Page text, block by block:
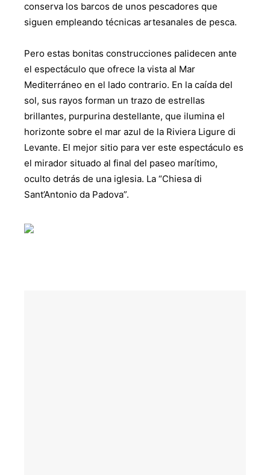
conserva los barcos de unos pescadores que
siguen empleando técnicas artesanales de pesca.
Pero estas bonitas construcciones palidecen ante
el espectáculo que ofrece la vista al Mar
Mediterráneo en el lado contrario. En la caída del
sol, sus rayos forman un trazo de estrellas
brillantes, purpurina destellante, que ilumina el
horizonte sobre el mar azul de la Riviera Ligure di
Levante. El mejor sitio para ver este espectáculo es
el mirador situado al final del paseo marítimo,
oculto detrás de una iglesia. La “Chiesa di
Sant’Antonio da Padova”.